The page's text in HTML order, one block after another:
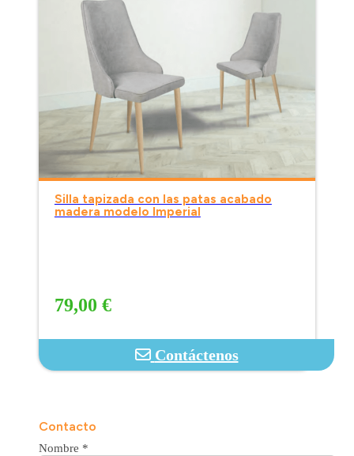
Silla tapizada con las patas acabado
madera modelo Imperial
79,00 €
Contáctenos
Contacto
Nombre *